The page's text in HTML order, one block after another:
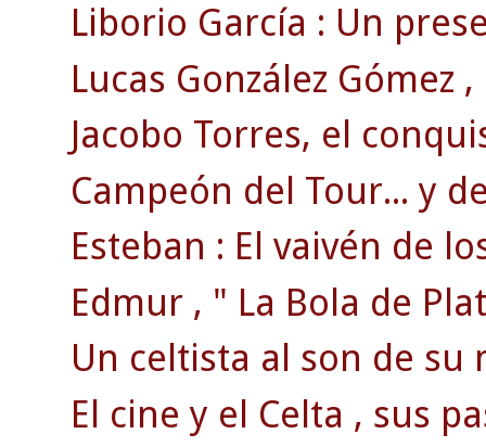
Liborio García : Un
Lucas González Gómez
Jacobo Torres, el
Campeón del Tour... y
Esteban : El vaivén de
Edmur , " La Bola de
Un celtista al son de su
El cine y el Celta , sus